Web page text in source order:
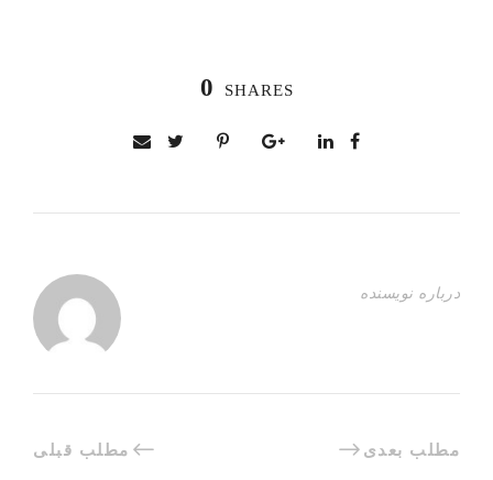
0 SHARES
درباره نویسنده
مطلب قبلی مطلب بعدی